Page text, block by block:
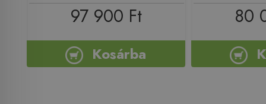
97 900 Ft
Kosárba
80